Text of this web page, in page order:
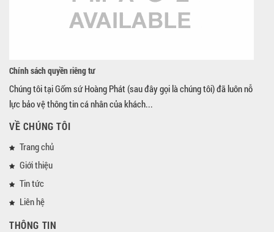
Chính sách quyền riêng tư
Chúng tôi tại Gốm sứ Hoàng Phát (sau đây gọi là chúng tôi) đã luôn nỗ
lực bảo vệ thông tin cá nhân của khách...
VỀ CHÚNG TÔI
Trang chủ
Giới thiệu
Tin tức
Liên hệ
THÔNG TIN